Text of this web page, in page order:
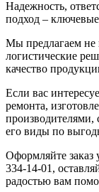
Надежность,
подход –
Мы предлагаем не
логистические
качество
Если вас
ремонта,
его виды по
Оформляйте заказ
334-14-01,
радостью вам